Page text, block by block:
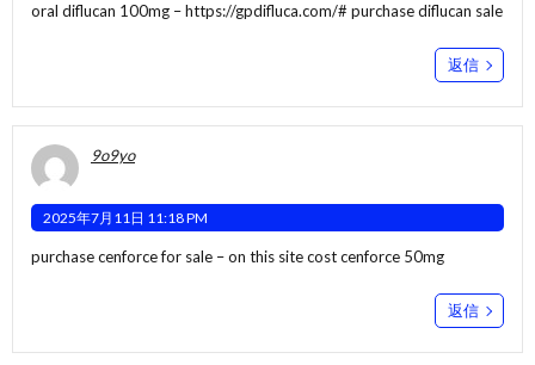
oral diflucan 100mg –https://gpdifluca.com/# purchase diflucan sale
返信
9o9yo
2025年7月11日 11:18 PM
purchase cenforce for sale –on this sitecost cenforce 50mg
返信